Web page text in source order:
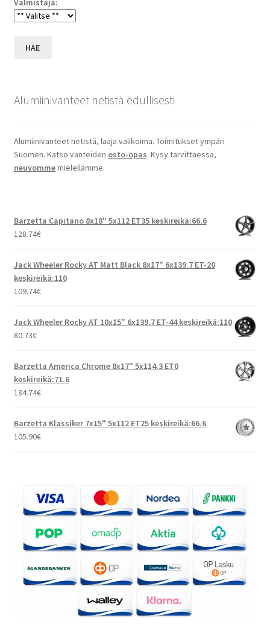
Valmistaja:
HAE
Alumiinivanteet netistä edullisesti
Alumiinivanteet netistä, laaja valikoima. Toimitukset ympäri
Suomen. Katso vanteiden osto-opas. Kysy tarvittaessa,
neuvommemielellämme.
Barzetta Capitano 8x18" 5x112 ET35 keskireikä:66.6
128.74€
Jack Wheeler Rocky AT Matt Black 8x17" 6x139.7 ET-20
keskireikä:110
109.74€
Jack Wheeler Rocky AT 10x15" 6x139.7 ET-44 keskireikä:110
80.73€
Barzetta America Chrome 8x17" 5x114.3 ET0
keskireikä:71.6
184.74€
Barzetta Klassiker 7x15" 5x112 ET25 keskireikä:66.6
105.90€